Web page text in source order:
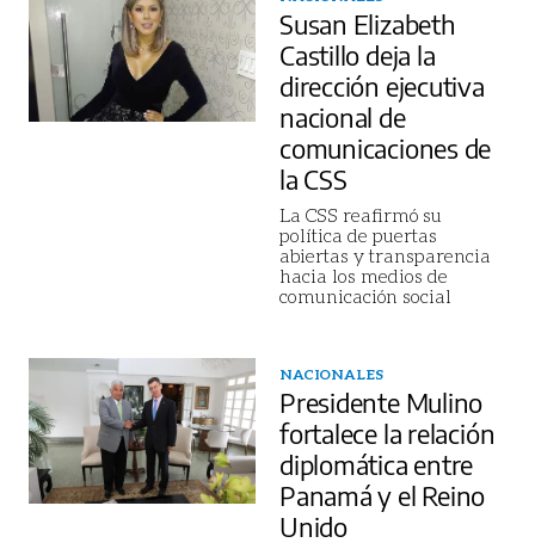
Susan Elizabeth
Castillo deja la
dirección ejecutiva
nacional de
comunicaciones de
la CSS
La CSS reafirmó su
política de puertas
abiertas y transparencia
hacia los medios de
comunicación social
NACIONALES
Presidente Mulino
fortalece la relación
diplomática entre
Panamá y el Reino
Unido